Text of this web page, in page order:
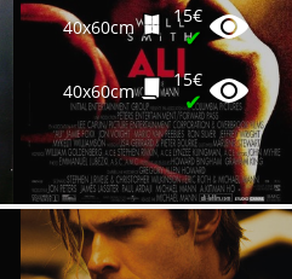
40x60cm
15€
✔
40x60cm
15€
✔